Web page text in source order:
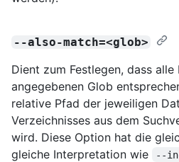
--also-match=<glob>
Dient zum Festlegen, dass
angegebenen Glob
relative Pfad der jeweiligen
Verzeichnisses aus dem
wird. Diese Option hat die
gleiche Interpretation wie
--